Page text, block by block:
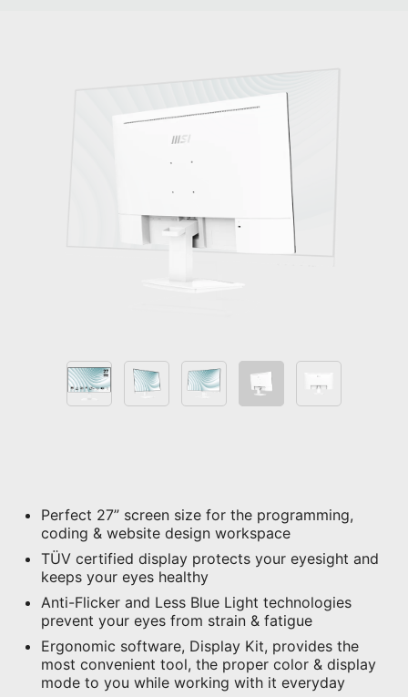
Perfect 27” screen size for the programming,
coding & website design workspace
TÜV certified display protects your eyesight and
keeps your eyes healthy
Anti-Flicker and Less Blue Light technologies
prevent your eyes from strain & fatigue
Ergonomic software, Display Kit, provides the
most convenient tool, the proper color & display
mode to you while working with it everyday